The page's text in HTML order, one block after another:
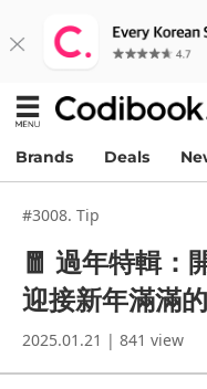
Brands Deals
#3008. Tip
🧧 過年特輯：
迎接新年滿滿
2025.01.21 | 841 view